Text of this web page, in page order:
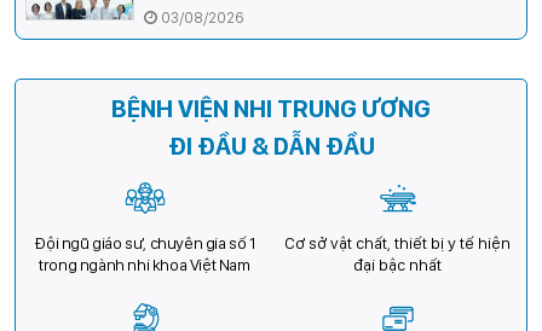
cường hợp tác, mở rộng cơ hội bảo vệ thị lực
cho trẻ em Việt Nam
03/08/2026
BỆNH VIỆN NHI TRUNG ƯƠNG
ĐI ĐẦU & DẪN ĐẦU
Đội ngũ giáo sư, chuyên gia số 1
trong ngành nhi khoa Việt Nam
Cơ sở vật chất, thiết bị y tế hiện
đại bậc nhất